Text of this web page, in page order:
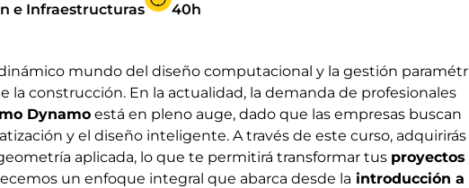
e Infraestructuras 40h
mundo del diseño computacional y la gestión
la construcción. En la actualidad, la demanda de profesionales
Dynamo está en pleno auge, dado que las empresas buscan
y el diseño inteligente. A través de este curso, adquirirás
aplicada, lo que te permitirá transformar tus proyectos
un enfoque integral que abarca desde la introducción a